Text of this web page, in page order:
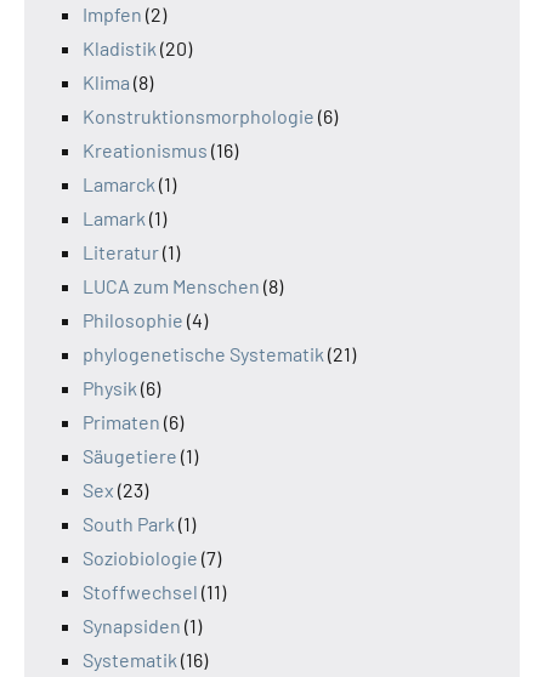
Impfen (2)
Kladistik (20)
Klima (8)
Konstruktionsmorphologie (6)
Kreationismus (16)
Lamarck (1)
Lamark (1)
Literatur(1)
LUCA zum Menschen (8)
Philosophie (4)
phylogenetische Systematik (21)
Physik (6)
Primaten (6)
Säugetiere (1)
Sex (23)
South Park (1)
Soziobiologie (7)
Stoffwechsel (11)
Synapsiden (1)
Systematik (16)